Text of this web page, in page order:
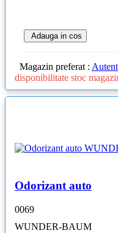
Adauga in cos
Magazin preferat :
disponibilitate stoc
Odorizant auto
0069
WUNDER-BAUM